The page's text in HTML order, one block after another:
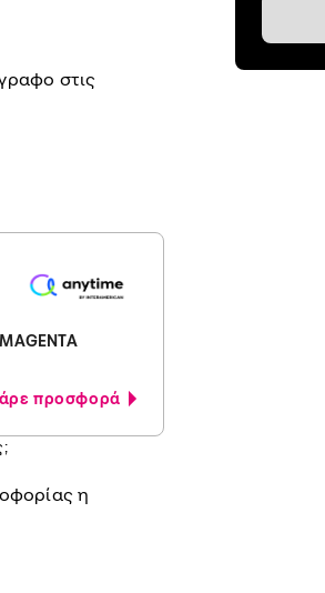
στις
MAGENTA
προσφορά
η